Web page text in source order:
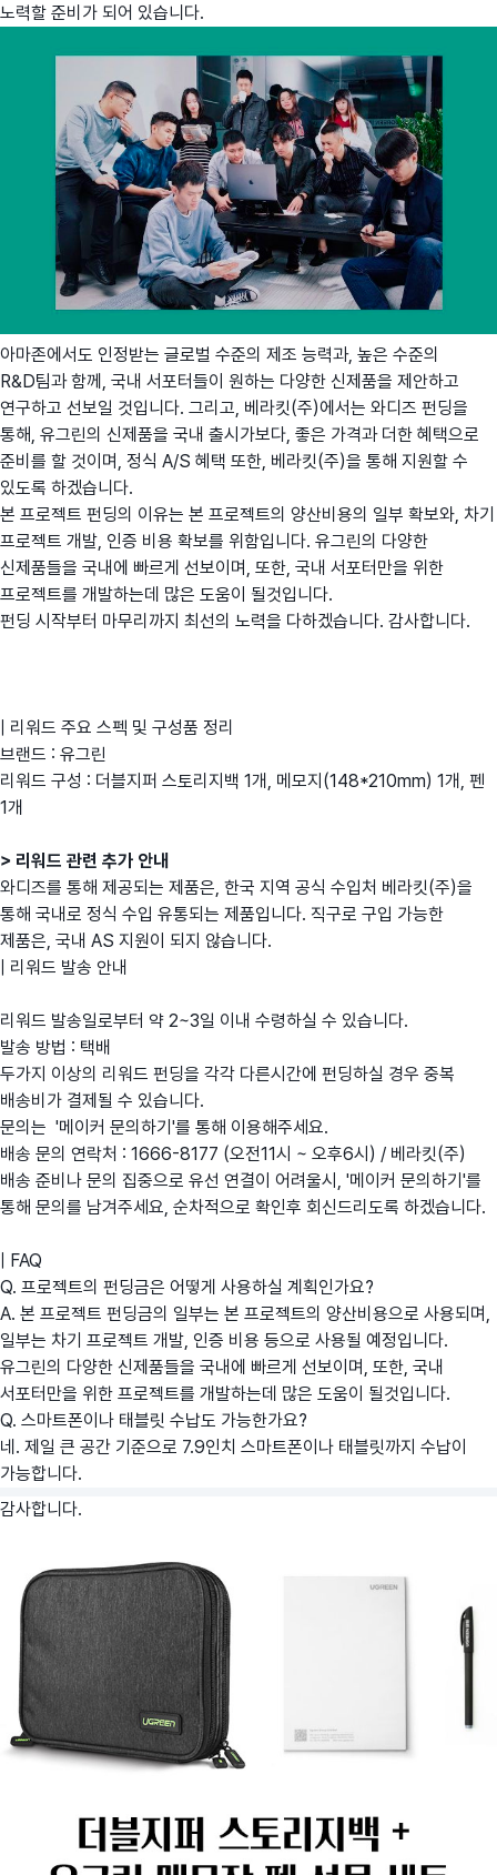
노력할 준비가 되어 있습니다.
아마존에서도 인정받는 글로벌 수준의 제조 능력과, 높은 수준의
R&D팀과 함께, 국내 서포터들이 원하는 다양한 신제품을 제안하고
연구하고 선보일 것입니다. 그리고, 베라킷(주)에서는 와디즈 펀딩을
통해, 유그린의 신제품을 국내 출시가보다, 좋은 가격과 더한 혜택으로
준비를 할 것이며, 정식 A/S 혜택 또한, 베라킷(주)을 통해 지원할 수
있도록 하겠습니다.
본 프로젝트 펀딩의 이유는 본 프로젝트의 양산비용의 일부 확보와, 차기
프로젝트 개발, 인증 비용 확보를 위함입니다. 유그린의 다양한
신제품들을 국내에 빠르게 선보이며, 또한, 국내 서포터만을 위한
프로젝트를 개발하는데 많은 도움이 될것입니다.
펀딩 시작부터 마무리까지 최선의 노력을 다하겠습니다. 감사합니다.
| 리워드 주요 스펙 및 구성품 정리
브랜드 : 유그린
리워드 구성 : 더블지퍼 스토리지백 1개, 메모지(148*210mm) 1개, 펜
1개
> 리워드 관련 추가 안내
와디즈를 통해 제공되는 제품은, 한국 지역 공식 수입처 베라킷(주)을
통해 국내로 정식 수입 유통되는 제품입니다. 직구로 구입 가능한
제품은, 국내 AS 지원이 되지 않습니다.
| 리워드 발송 안내
리워드 발송일로부터 약 2~3일 이내 수령하실 수 있습니다.
발송 방법 : 택배
두가지 이상의 리워드 펀딩을 각각 다른시간에 펀딩하실 경우 중복
배송비가 결제될 수 있습니다.
문의는 '메이커 문의하기'를 통해 이용해주세요.
배송 문의 연락처 : 1666-8177 (오전11시 ~ 오후6시) / 베라킷(주)
배송 준비나 문의 집중으로 유선 연결이 어려울시, '메이커 문의하기'를
통해 문의를 남겨주세요, 순차적으로 확인후 회신드리도록 하겠습니다.
| FAQ
Q. 프로젝트의 펀딩금은 어떻게 사용하실 계획인가요?
A. 본 프로젝트 펀딩금의 일부는 본 프로젝트의 양산비용으로 사용되며,
일부는 차기 프로젝트 개발, 인증 비용 등으로 사용될 예정입니다.
유그린의 다양한 신제품들을 국내에 빠르게 선보이며, 또한, 국내
서포터만을 위한 프로젝트를 개발하는데 많은 도움이 될것입니다.
Q. 스마트폰이나 태블릿 수납도 가능한가요?
네. 제일 큰 공간 기준으로 7.9인치 스마트폰이나 태블릿까지 수납이
가능합니다.
감사합니다.